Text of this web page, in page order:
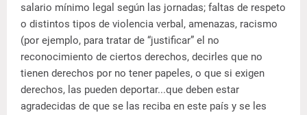
salario mínimo legal según las jornadas; faltas de respeto
o distintos tipos de violencia verbal, amenazas, racismo
(por ejemplo, para tratar de “justificar” el no
reconocimiento de ciertos derechos, decirles que no
tienen derechos por no tener papeles, o que si exigen
derechos, las pueden deportar...que deben estar
agradecidas de que se las reciba en este país y se les